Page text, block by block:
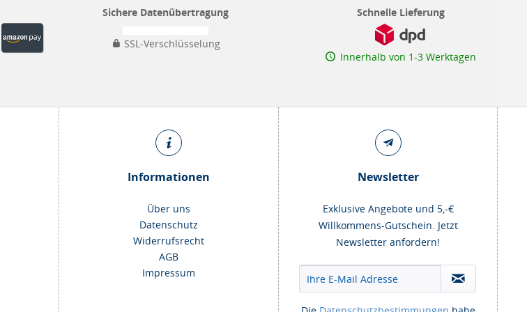
Sichere Datenübertragung
SSL-Verschlüsselung
Schnelle Lieferung
Innerhalb von 1-3 Werktagen
Informationen
Über uns
Datenschutz
Widerrufsrecht
AGB
Impressum
Newsletter
Exklusive Angebote und 5,-€
Willkommens-Gutschein. Jetzt
Newsletter anfordern!